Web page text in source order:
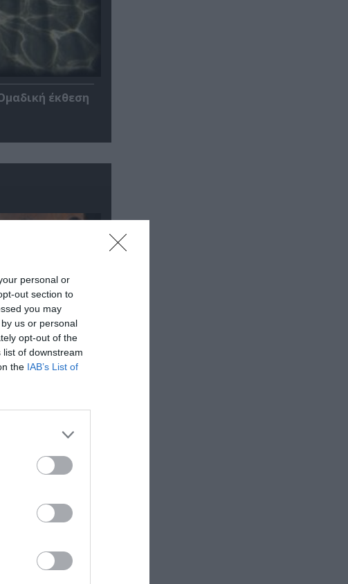
personal or
out section to
you may
us or personal
opt-out of the
of downstream
the IAB’s List of
έκθεση
προορισμός